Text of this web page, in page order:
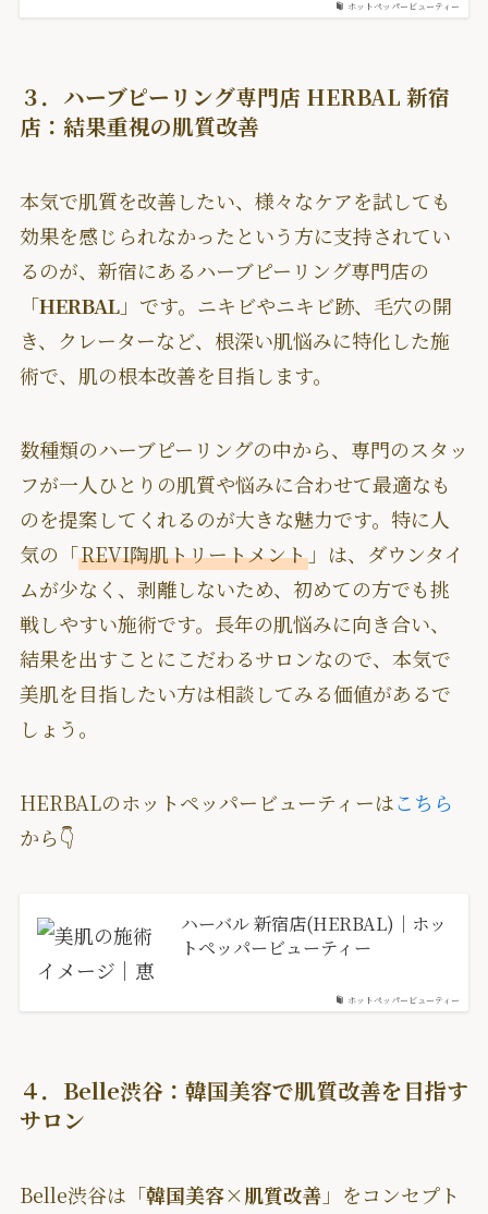
ホットペッパービューティー
３．ハーブピーリング専門店 HERBAL 新宿
店：結果重視の肌質改善
本気で肌質を改善したい、様々なケアを試しても
効果を感じられなかったという方に支持されてい
るのが、新宿にあるハーブピーリング専門店の
「HERBAL」です。ニキビやニキビ跡、毛穴の開
き、クレーターなど、根深い肌悩みに特化した施
術で、肌の根本改善を目指します。
数種類のハーブピーリングの中から、専門のスタッ
フが一人ひとりの肌質や悩みに合わせて最適なも
のを提案してくれるのが大きな魅力です。特に人
気の「REVI陶肌トリートメント」は、ダウンタイ
ムが少なく、剥離しないため、初めての方でも挑
戦しやすい施術です。長年の肌悩みに向き合い、
結果を出すことにこだわるサロンなので、本気で
美肌を目指したい方は相談してみる価値があるで
しょう。
HERBALのホットペッパービューティーはこちら
から👇
ホットペッパービューティー
ハーバル 新宿店(HERBAL)｜ホッ
トペッパービューティー
４．Belle渋谷：韓国美容で肌質改善を目指す
サロン
Belle渋谷は「韓国美容×肌質改善 」をコンセプト